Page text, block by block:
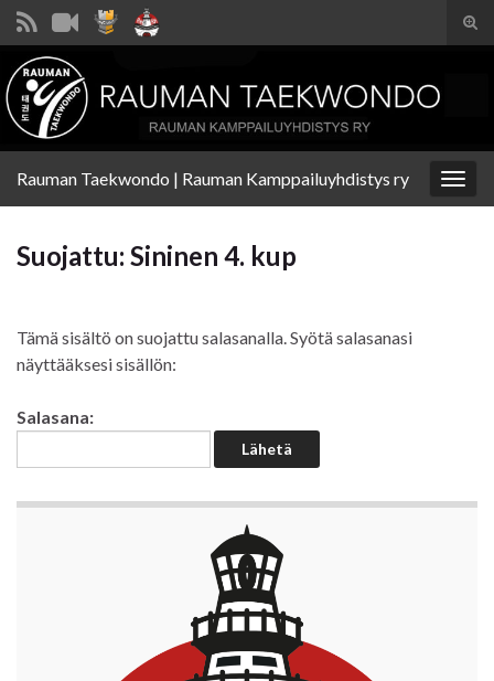
Rauman Taekwondo | Rauman Kamppailuyhdistys ry
Suojattu: Sininen 4. kup
Tämä sisältö on suojattu salasanalla. Syötä salasanasi
näyttääksesi sisällön:
Salasana: